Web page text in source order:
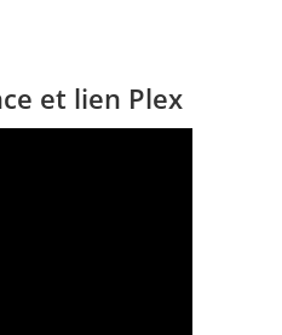
et lien Plex